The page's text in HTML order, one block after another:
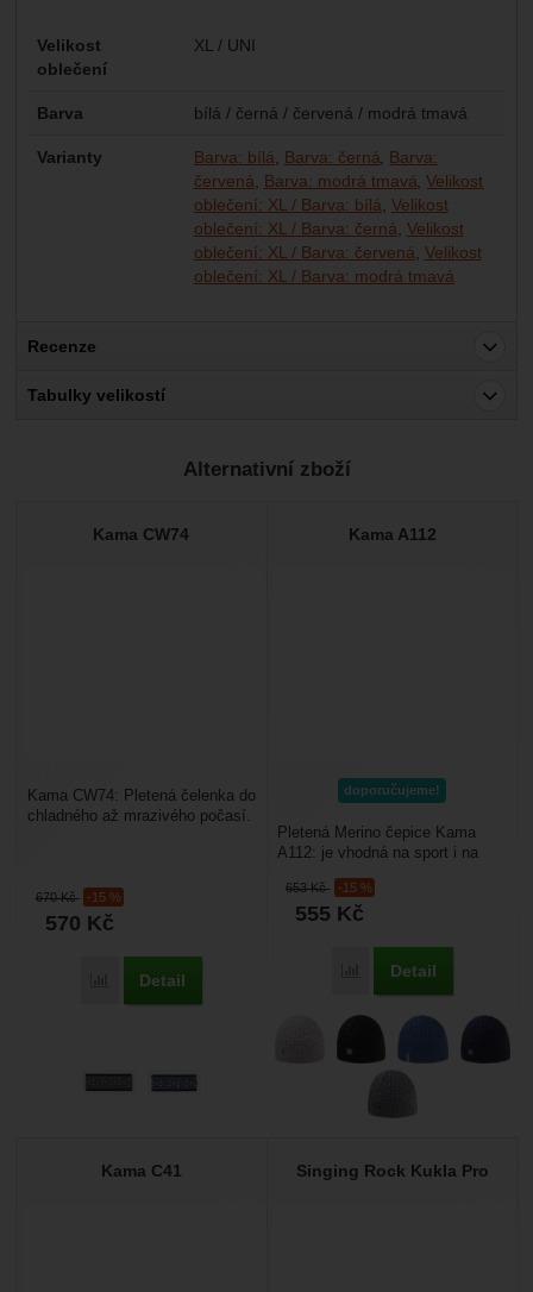
Parametry
Velikost
oblečení
XL / UNI
Barva bílá / černá / červená / modrá tmavá
Varianty Barva: bílá Barva: černá Barva:
červená Barva: modrá tmavá Velikost
oblečení: XL / Barva: bílá Velikost
oblečení: XL / Barva: černá Velikost
oblečení: XL / Barva: červená Velikost
oblečení: XL / Barva: modrá tmavá
Recenze
Nebyla přidána žádná recenze.
Tabulky velikostí
Alternativní zboží
Kama CW74
670Kč -15 %
570 Kč
Porovnat
Detail
Kama CW74: Pletená čelenka do
chladného až mrazivého počasí.
Kama A112
doporučujeme!
653Kč -15 %
555 Kč
Porovnat
Detail
Pletená Merino čepice Kama
A112: je vhodná na sport i na
vnitřní pružné...
Kama C41 Singing Rock Kukla Pro